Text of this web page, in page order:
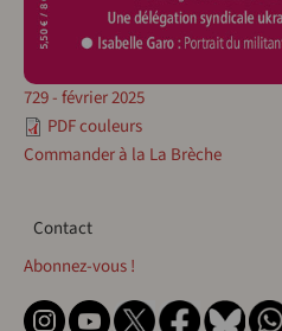
729 - février 2025
PDF couleurs
Commander à la La Brèche
Contact
Contact
Abonnez-vous !